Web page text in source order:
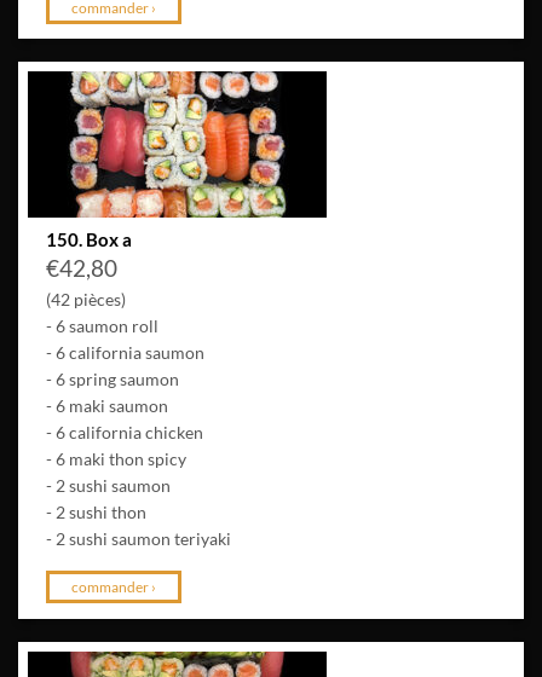
commander ›
150. Box a
€42,80
(42 pièces)
- 6 saumon roll
- 6 california saumon
- 6 spring saumon
- 6 maki saumon
- 6 california chicken
- 6 maki thon spicy
- 2 sushi saumon
- 2 sushi thon
- 2 sushi saumon teriyaki
commander ›